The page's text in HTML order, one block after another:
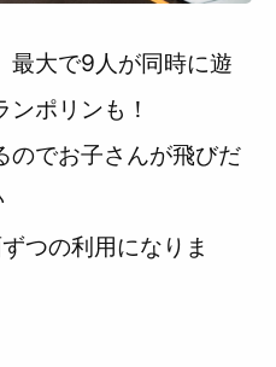
最大で9人が同時に遊
ポリンも！
のでお子さんが飛びだ
つの利用になりま